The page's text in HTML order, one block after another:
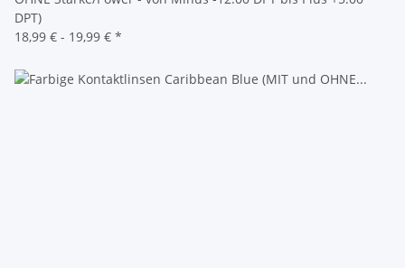
DPT)
18,99 € - 19,99 € *